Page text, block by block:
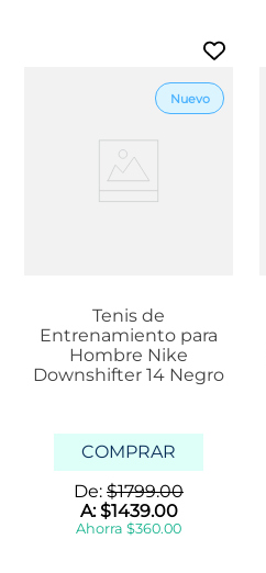
Tenis de
Entrenamiento para
Hombre Nike
Downshifter 14 Negro
COMPRAR
De: $1799.00
A:$1439.00
Ahorra $360.00